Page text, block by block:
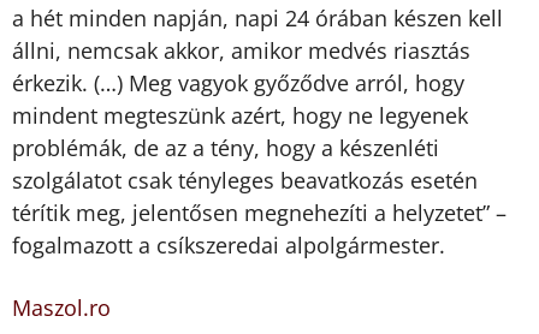
a hét minden napján, napi 24 órában készen kell
állni, nemcsak akkor, amikor medvés riasztás
érkezik. (…) Meg vagyok győződve arról, hogy
mindent megteszünk azért, hogy ne legyenek
problémák, de az a tény, hogy a készenléti
szolgálatot csak tényleges beavatkozás esetén
térítik meg, jelentősen megnehezíti a helyzetet” –
fogalmazott a csíkszeredai alpolgármester.
Maszol.ro